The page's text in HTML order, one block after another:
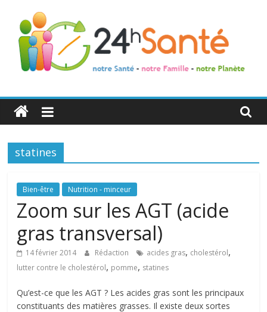
24h
Santé
La
de
toute
famille
statines
Bien-être Nutrition - minceur
Zoom sur les AGT (acide
gras transversal)
14 février 2014 Rédaction acides gras, cholestérol,
lutter contre le cholestérol, pomme, statines
Qu’est-ce que les AGT ? Les acides gras sont les principaux
constituants des matières grasses. Il existe deux sortes